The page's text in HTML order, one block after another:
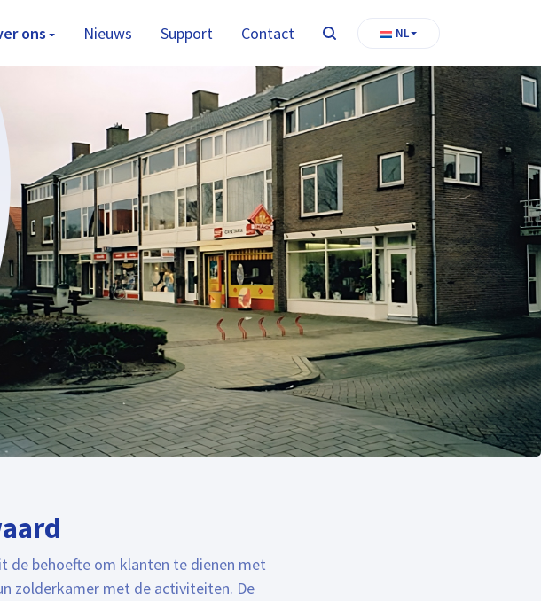
ons Nieuws Support Contact Zoeken
NL
de behoefte om klanten te dienen met
zolderkamer met de activiteiten. De